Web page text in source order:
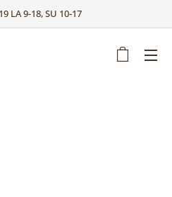
LA 9-18, SU 10-17